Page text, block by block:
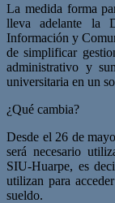
La medida forma
lleva adelante la
Información y
de simplificar
administrativo y
universitaria en un
¿Qué cambia?
Desde el 26 de
será necesario
SIU-Huarpe, es
utilizan para
sueldo.